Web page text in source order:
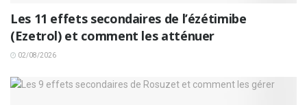
Les 11 effets secondaires de l’ézétimibe
(Ezetrol) et comment les atténuer
02/08/2026